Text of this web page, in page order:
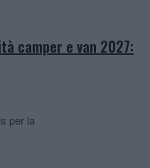
camper e van 2027:
per la